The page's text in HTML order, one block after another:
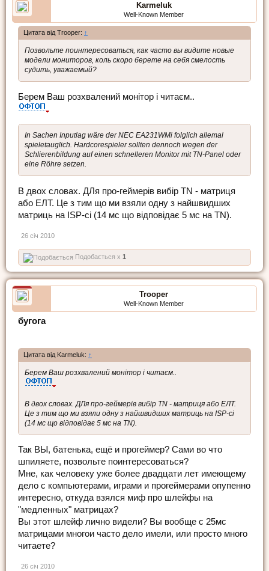
Karmeluk
Well-Known Member
Цитата від Trooper: ↑
Позвольте поинтересоваться, как часто вы видите новые
модели мониторов, коль скоро берете на себя смелость
судить, уважаемый?
Берем Ваш розхвалений монітор і читаєм..
In Sachen Inputlag wäre der NEC EA231WMi folglich allemal
spieletauglich. Hardcorespieler sollten dennoch wegen der
Schlierenbildung auf einen schnelleren Monitor mit TN-Panel oder
eine Röhre setzen.
В двох словах. ДЛя про-геймерів вибір ТN - матриця
або ЕЛТ. Це з тим що ми взяли одну з найшвидших
матриць на ISP-сі (14 мс що відповідає 5 мс на ТN).
26 січ 2010
Подобається x 1
Trooper
Well-Known Member
бугога
Цитата від Karmeluk: ↑
Берем Ваш розхвалений монітор і читаєм..
В двох словах. ДЛя про-геймерів вибір ТN - матриця або ЕЛТ.
Це з тим що ми взяли одну з найшвидших матриць на ISP-сі
(14 мс що відповідає 5 мс на ТN).
Так ВЫ, батенька, ещё и прогеймер? Сами во что
шпиляете, позвольте поинтересоваться?
Мне, как человеку уже более двадцати лет имеющему
дело с компьютерами, играми и прогеймерами опупенно
интересно, откуда взялся миф про шлейфы на
"медленных" матрицах?
Вы этот шлейф лично видели? Вы вообще с 25мс
матрицами многои часто дело имели, или просто много
читаете?
26 січ 2010